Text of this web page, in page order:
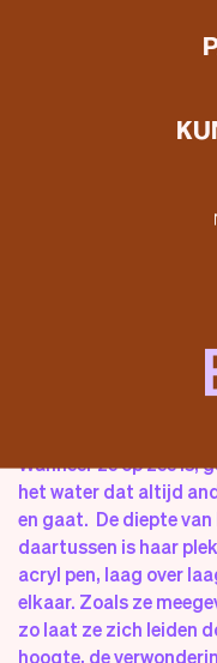
Wanneer ze op zee is,
het water dat altijd
en gaat. De diepte van
daartussen is haar
acryl pen, laag over
elkaar. Zoals ze
zo laat ze zich leiden
hoogte, de